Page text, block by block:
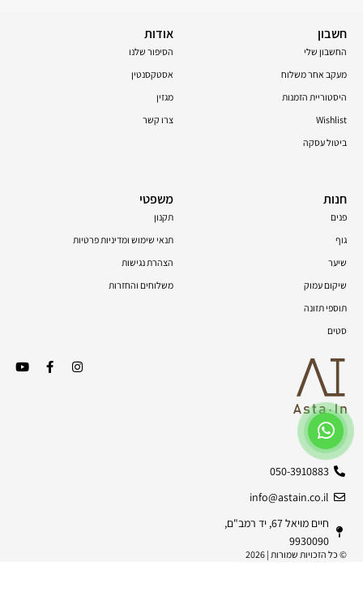
050-3910883
info@astain.co.il
חיים מויאל 67, יד רמב"ם,
9930090
© כל הזכויות שמורות | 2026
חשבון
החשבון שלי
מעקב אחר משלוח
היסטוריית הזמנות
Wishlist
ביטול עסקה
אודות
הסיפור שלנו
אסטקסנטין
מגזין
צרו קשר
חנות
פנים
גוף
שיער
שיקום עמוק
תוספי תזונה
סטים
משפטי
תקנון
תנאי שימוש ומדיניות פרטיות
הצהרת נגישות
משלוחים והחזרות